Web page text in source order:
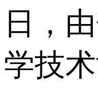
日，
学技